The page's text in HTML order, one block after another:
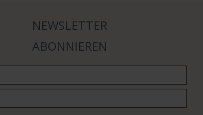
NEWSLETTER
ABONNIEREN